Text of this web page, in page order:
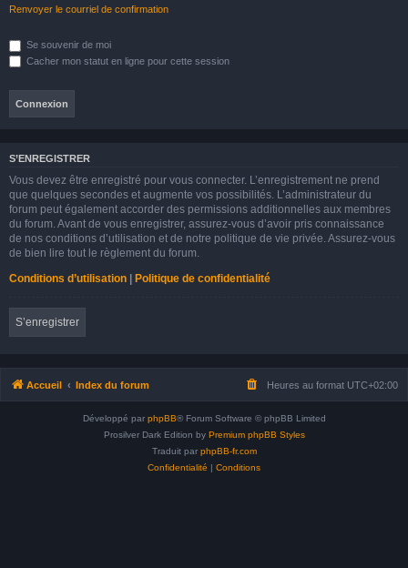
Renvoyer le courriel de confirmation
Se souvenir de moi
Cacher mon statut en ligne pour cette session
S’ENREGISTRER
Vous devez être enregistré pour vous connecter. L’enregistrement ne prend
que quelques secondes et augmente vos possibilités. L’administrateur du
forum peut également accorder des permissions additionnelles aux membres
du forum. Avant de vous enregistrer, assurez-vous d’avoir pris connaissance
de nos conditions d’utilisation et de notre politique de vie privée. Assurez-vous
de bien lire tout le règlement du forum.
Conditions d’utilisation | Politique de confidentialité
S’enregistrer
Accueil Index du forum Heures au format UTC+02:00
Développé par phpBB® Forum Software © phpBB Limited
Prosilver Dark Edition by Premium phpBB Styles
Traduit par phpBB-fr.com
Confidentialité | Conditions